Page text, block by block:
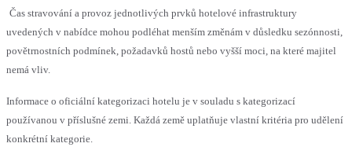
Čas stravování a provoz jednotlivých prvků hotelové infrastruktury
uvedených v nabídce mohou podléhat menším změnám v důsledku sezónnosti,
povětrnostních podmínek, požadavků hostů nebo vyšší moci, na které majitel
nemá vliv.
Informace o oficiální kategorizaci hotelu je v souladu s kategorizací
používanou v příslušné zemi. Každá země uplatňuje vlastní kritéria pro udělení
konkrétní kategorie.